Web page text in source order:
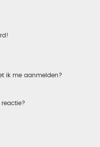
ik me aanmelden?